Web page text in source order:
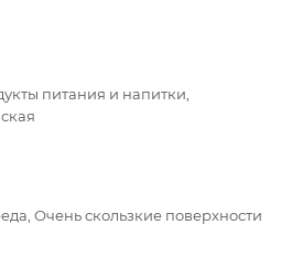
питания и напитки,
Очень скользкие поверхности